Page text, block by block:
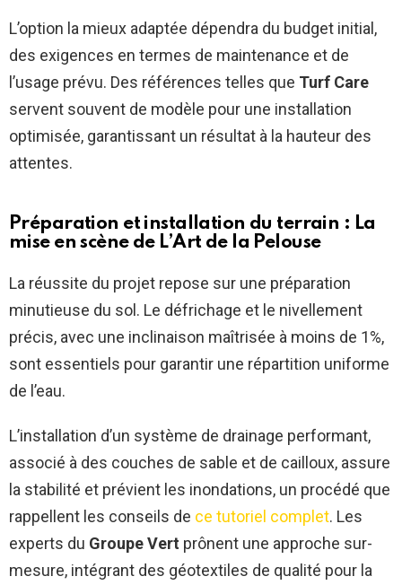
L’option la mieux adaptée dépendra du budget initial,
des exigences en termes de maintenance et de
l’usage prévu. Des références telles que Turf Care
servent souvent de modèle pour une installation
optimisée, garantissant un résultat à la hauteur des
attentes.
Préparation et installation du terrain : La
mise en scène de L’Art de la Pelouse
La réussite du projet repose sur une préparation
minutieuse du sol. Le défrichage et le nivellement
précis, avec une inclinaison maîtrisée à moins de 1%,
sont essentiels pour garantir une répartition uniforme
de l’eau.
L’installation d’un système de drainage performant,
associé à des couches de sable et de cailloux, assure
la stabilité et prévient les inondations, un procédé que
rappellent les conseils de ce tutoriel complet. Les
experts du Groupe Vert prônent une approche sur-
mesure, intégrant des géotextiles de qualité pour la